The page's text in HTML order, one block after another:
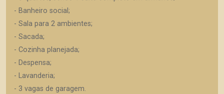
- Banheiro social;
- Sala para 2 ambientes;
- Sacada;
- Cozinha planejada;
- Despensa;
- Lavanderia;
- 3 vagas de garagem.